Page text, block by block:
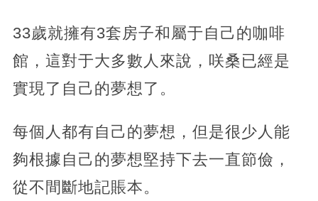
33歲就擁有3套房子和屬于自己的咖啡
館，這對于大多數人來說，咲桑已經是
實現了自己的夢想了。
每個人都有自己的夢想，但是很少人能
夠根據自己的夢想堅持下去一直節儉，
從不間斷地記賬本。